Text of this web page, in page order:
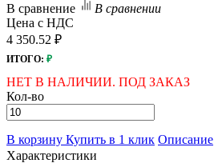
В сравнение
В сравнении
Цена с НДС
4 350.52 ₽
ИТОГО: ₽
НЕТ В НАЛИЧИИ. ПОД ЗАКАЗ
Кол-во
В корзину Купить в 1 клик Описание
Характеристики